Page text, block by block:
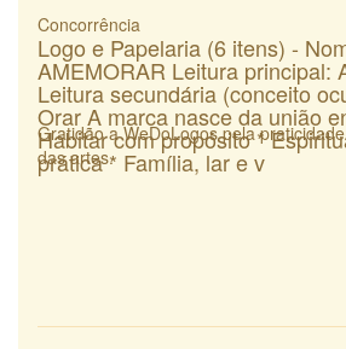
Concorrência
Logo e Papelaria (6 itens) -
AMEMORAR Leitura principal:
Leitura secundária (conceito
Orar A marca nasce da união
Habitar com propósito *
prática * Família, lar e v
Gratidão a WeDoLogos pela
das artes.